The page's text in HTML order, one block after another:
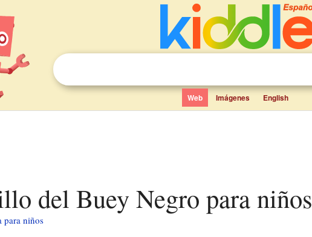
Web Imágenes English
del Buey Negro para niños
para niños